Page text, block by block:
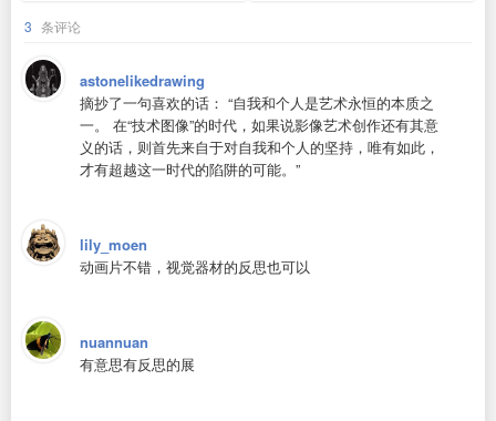
3 条评论
astonelikedrawing
摘抄了一句喜欢的话： “自我和个人是艺术永恒的本质之
一。 在“技术图像”的时代，如果说影像艺术创作还有其意
义的话，则首先来自于对自我和个人的坚持，唯有如此，
才有超越这一时代的陷阱的可能。”
lily_moen
动画片不错，视觉器材的反思也可以
nuannuan
有意思有反思的展